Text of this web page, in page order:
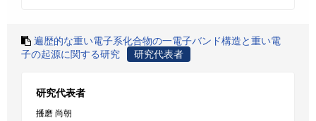
遍歴的な重い電子系化合物の一電子バンド構造と重い電
子の起源に関する研究
研究代表者
研究代表者
播磨 尚朝